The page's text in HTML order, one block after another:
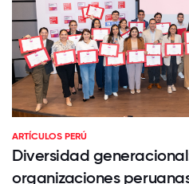
ARTÍCULOS PERÚ
Diversidad
organizaciones